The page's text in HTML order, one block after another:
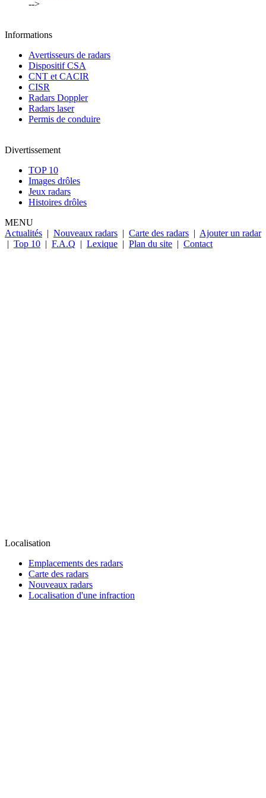
-->
Informations
Avertisseurs de radars
Dispositif CSA
CNT et CACIR
CISR
Radars Doppler
Radars laser
Permis de conduire
Divertissement
TOP 10
Images drôles
Jeux radars
Histoires drôles
MENU
Actualités | Nouveaux radars | Carte des radars | Ajouter un radar
| Top 10 | F.A.Q | Lexique | Plan du site | Contact
Localisation
Emplacements des radars
Carte des radars
Nouveaux radars
Localisation d'une infraction